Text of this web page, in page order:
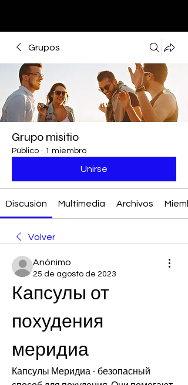
Grupos
Grupo misitio
Público · 1 miembro
Unirse
Discusión Multimedia Archivos
Volver
Anónimo
25 de agosto de 2023
Капсулы от
похудения
меридиа
Капсулы Меридиа - безопасный